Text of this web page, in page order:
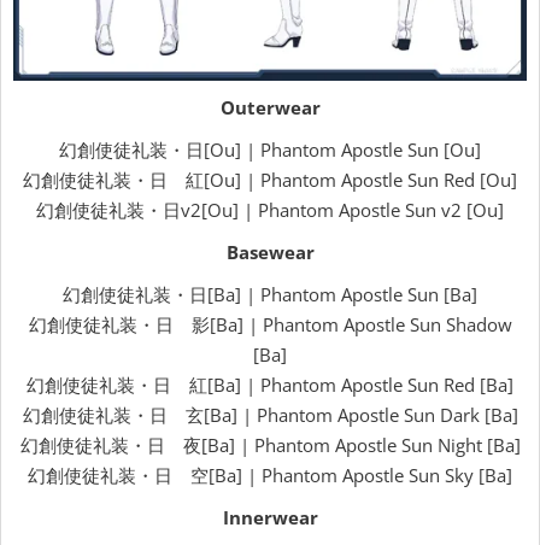
Outerwear
幻創使徒礼装・日[Ou] | Phantom Apostle Sun [Ou]
幻創使徒礼装・日 紅[Ou] | Phantom Apostle Sun Red [Ou]
幻創使徒礼装・日v2[Ou] | Phantom Apostle Sun v2 [Ou]
Basewear
幻創使徒礼装・日[Ba] | Phantom Apostle Sun [Ba]
幻創使徒礼装・日 影[Ba] | Phantom Apostle Sun Shadow
[Ba]
幻創使徒礼装・日 紅[Ba] | Phantom Apostle Sun Red [Ba]
幻創使徒礼装・日 玄[Ba] | Phantom Apostle Sun Dark [Ba]
幻創使徒礼装・日 夜[Ba] | Phantom Apostle Sun Night [Ba]
幻創使徒礼装・日 空[Ba] | Phantom Apostle Sun Sky [Ba]
Innerwear